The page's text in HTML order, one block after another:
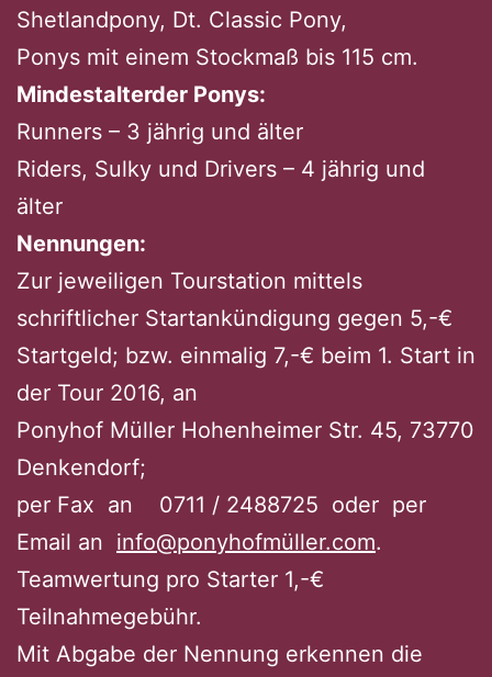
Shetlandpony, Dt. Classic Pony,
Ponys mit einem Stockmaß bis 115 cm.
Mindestalterder Ponys:
Runners – 3 jährig und älter
Riders, Sulky und Drivers – 4 jährig und
älter
Nennungen:
Zur jeweiligen Tourstation mittels
schriftlicher Startankündigung gegen 5,-€
Startgeld; bzw. einmalig 7,-€ beim 1. Start in
der Tour 2016, an
Ponyhof Müller Hohenheimer Str. 45, 73770
Denkendorf;
per Fax an 0711 / 2488725 oder per
Email an info@ponyhofmüller.com.
Teamwertung pro Starter 1,-€
Teilnahmegebühr.
Mit Abgabe der Nennung erkennen die